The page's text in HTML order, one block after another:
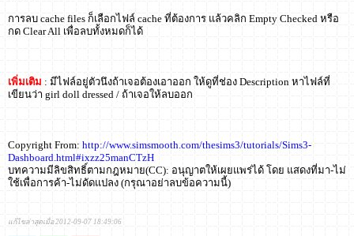
การลบ cache files ก็เลือกไฟล์ cache ที่ต้องการ แล้วคลิก Empty Checked หรือ
กด Clear All เพื่อลบทั้งหมดก็ได้
เพิ่มเติม : มีไฟล์อยู่ตัวนึงถ้าเจอต้องเอาออก ให้ดูที่ช่อง Description หาไฟล์ที่
เขียนว่า girl doll dressed / ถ้าเจอให้ลบออก
Copyright From: http://www.simsmooth.com/thesims3/tutorials/Sims3-
Dashboard.html#ixzz25manCTzH
บทความมีลิขสิทธิ์ตามกฎหมาย(CC): อนุญาตให้เผยแพร่ได้ โดย แสดงที่มา-ไม่
ใช้เพื่อการค้า-ไม่ดัดแปลง (กรุณาอย่าลบข้อความนี้)
แก้ไขล่าสุดเมื่อ 2012-09-07 18:49:06